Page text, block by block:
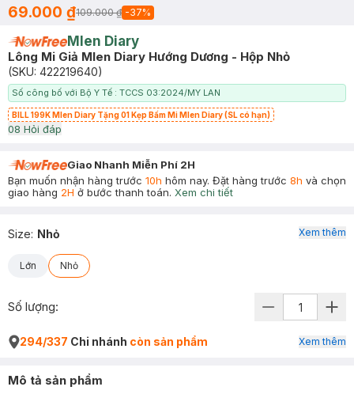
69.000 ₫109.000 ₫ -37%
Mlen Diary
Lông Mi Giả Mlen Diary Hướng Dương - Hộp Nhỏ
(SKU: 422219640)
Số công bố với Bộ Y Tế : TCCS 03:2024/MY LAN
BILL 199K Mlen Diary Tặng 01 Kẹp Bấm Mi Mlen Diary (SL có hạn)
08 Hỏi đáp
Giao Nhanh Miễn Phí 2H
Bạn muốn nhận hàng trước 10h hôm nay. Đặt hàng trước 8h và chọn
giao hàng 2H ở bước thanh toán. Xem chi tiết
Size: Nhỏ
Lớn Nhỏ
Xem thêm
Số lượng:
294/337 Chi nhánh còn sản phẩm Xem thêm
Mô tả sản phẩm